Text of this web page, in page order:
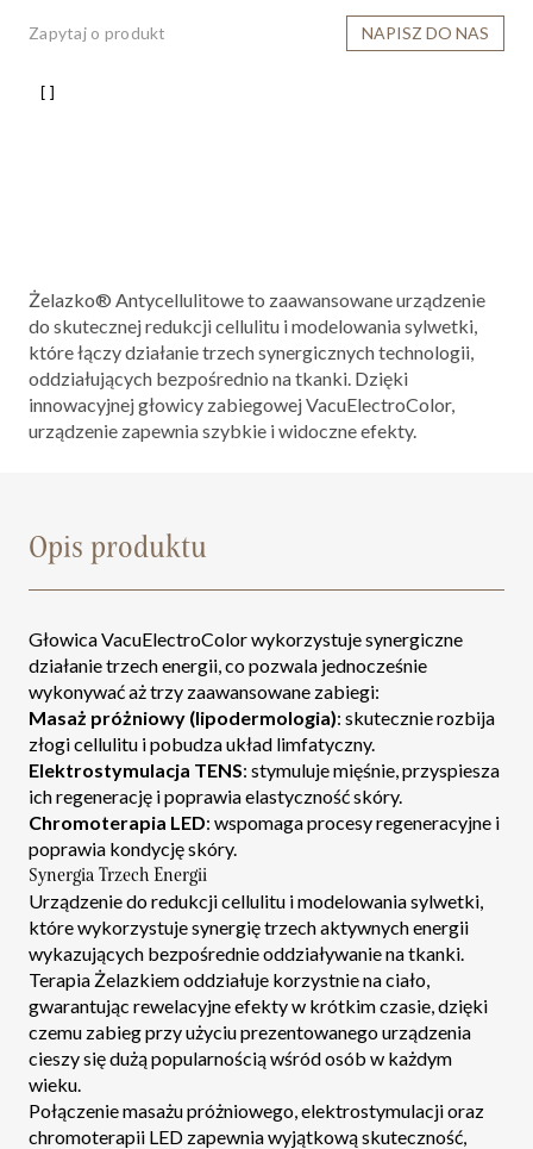
Zapytaj o produkt NAPISZ DO NAS
Żelazko® Antycellulitoweto zaawansowane urządzenie
do skutecznej redukcji cellulitu i modelowania sylwetki,
które łączy działanie trzech synergicznych technologii,
oddziałujących bezpośrednio na tkanki. Dzięki
innowacyjnej głowicy zabiegowej VacuElectroColor,
urządzenie zapewnia szybkie i widoczne efekty.
Opis produktu
Głowica VacuElectroColor wykorzystuje synergiczne
działanie trzech energii, co pozwala jednocześnie
wykonywać aż trzy zaawansowane zabiegi:
Masaż próżniowy (lipodermologia): skutecznie rozbija
złogi cellulitu i pobudza układ limfatyczny.
Elektrostymulacja TENS: stymuluje mięśnie, przyspiesza
ich regenerację i poprawia elastyczność skóry.
Chromoterapia LED: wspomaga procesy regeneracyjne i
poprawia kondycję skóry.
Synergia Trzech Energii
Urządzenie do redukcji cellulitu i modelowania sylwetki,
które wykorzystuje synergię trzech aktywnych energii
wykazujących bezpośrednie oddziaływanie na tkanki.
Terapia Żelazkiem oddziałuje korzystnie na ciało,
gwarantując rewelacyjne efekty w krótkim czasie, dzięki
czemu zabieg przy użyciu prezentowanego urządzenia
cieszy się dużą popularnością wśród osób w każdym
wieku.
Połączenie masażu próżniowego, elektrostymulacji oraz
chromoterapii LED zapewnia wyjątkową skuteczność,